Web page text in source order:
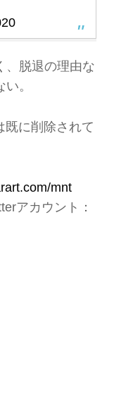
、脱退の理由な
。
既に削除されて
mnt
アカウント：